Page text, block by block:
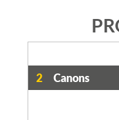
2 Canons